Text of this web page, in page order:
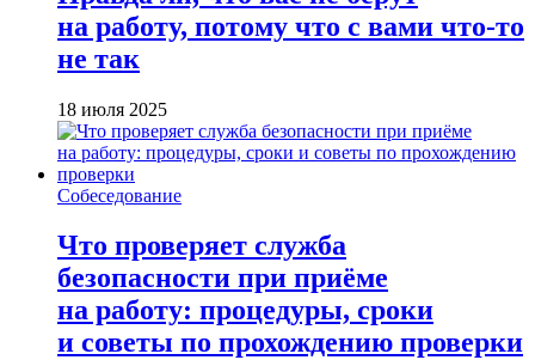
на работу, потому что с вами что-то
не так
18 июля 2025
Собеседование
Что проверяет служба
безопасности при приёме
на работу: процедуры, сроки
и советы по прохождению проверки